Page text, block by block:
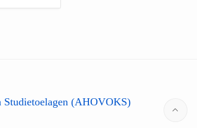
Studietoelagen (AHOVOKS)